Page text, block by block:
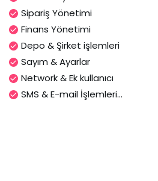
Sipariş Yönetimi
Finans Yönetimi
Depo & Şirket işlemleri
Sayım & Ayarlar
Network & Ek kullanıcı
SMS & E-mail İşlemleri...